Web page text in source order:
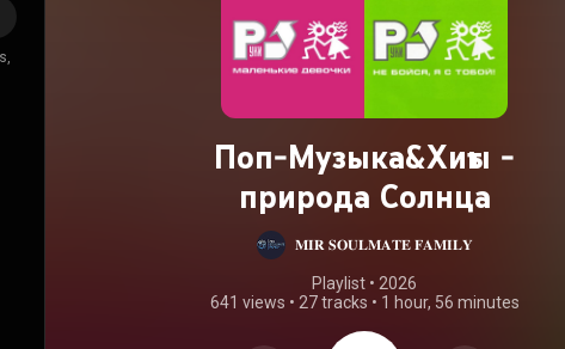
Поп-Музыка&Хиты -
природа Солнца
𝐌𝐈𝐑 𝐒𝐎𝐔𝐋𝐌𝐀𝐓𝐄 𝐅𝐀𝐌𝐈𝐋𝐘
Playlist • 2026
641 views • 27 tracks • 1 hour, 56 minutes